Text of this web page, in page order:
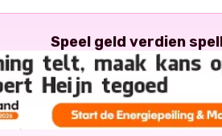
Speel geld verdien